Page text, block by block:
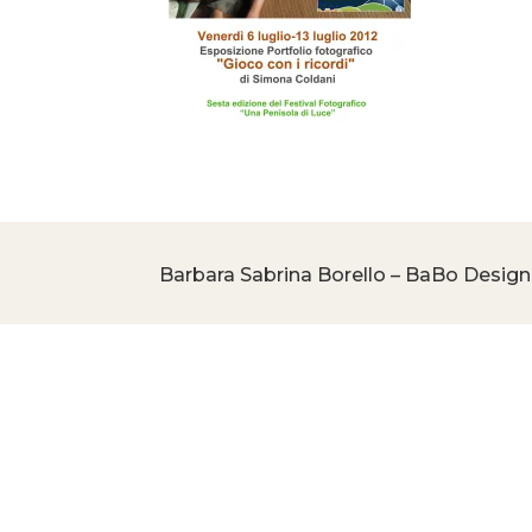
Barbara Sabrina Borello – BaBo